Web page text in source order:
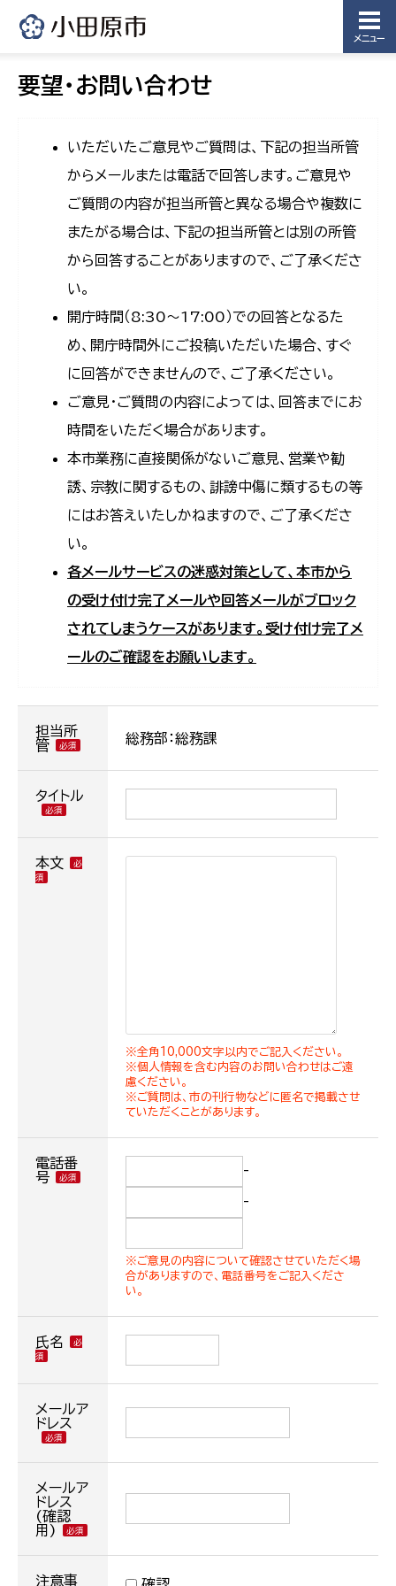
メニュー
要望・お問い合わせ
いただいたご意見やご質問は、下記の担当所管
からメールまたは電話で回答します。ご意見や
ご質問の内容が担当所管と異なる場合や複数に
またがる場合は、下記の担当所管とは別の所管
から回答することがありますので、ご了承くださ
い。
開庁時間（8:30〜17:00）での回答となるた
め、開庁時間外にご投稿いただいた場合、すぐ
に回答ができませんので、ご了承ください。
ご意見・ご質問の内容によっては、回答までにお
時間をいただく場合があります。
本市業務に直接関係がないご意見、営業や勧
誘、宗教に関するもの、誹謗中傷に類するもの等
にはお答えいたしかねますので、ご了承くださ
い。
各メールサービスの迷惑対策として、本市から
の受け付け完了メールや回答メールがブロック
されてしまうケースがあります。受け付け完了メ
ールのご確認をお願いします。
担当所
管
総務部：総務課
タイトル
本文
※全角10,000文字以内でご記入ください。
※個人情報を含む内容のお問い合わせはご遠
慮ください。
※ご質問は、市の刊行物などに匿名で掲載させ
ていただくことがあります。
電話番
号
-
-
※ご意見の内容について確認させていただく場
合がありますので、電話番号をご記入くださ
い。
氏名
メールア
ドレス
メールア
ドレス
(確認
用)
注意事